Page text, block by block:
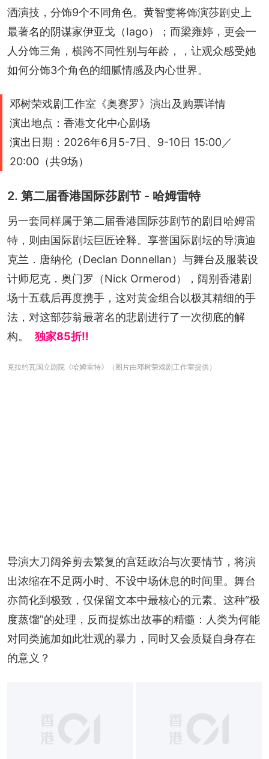
洒演技，分饰9个不同角色。黄智雯将饰演莎剧史上
最著名的阴谋家伊亚戈（Iago）；而梁雍婷，更会一
人分饰三角，横跨不同性别与年龄，，让观众感受她
如何分饰3个角色的细腻情感及内心世界。
邓树荣戏剧工作室《奥赛罗》演出及购票详情
演出地点：香港文化中心剧场
演出日期：2026年6月5-7日、9-10日 15:00／
20:00（共9场）
2. 第二届香港国际莎剧节 - 哈姆雷特
另一套同样属于第二届香港国际莎剧节的剧目哈姆雷
特，则由国际剧坛巨匠诠释。享誉国际剧坛的导演迪
克兰．唐纳伦（Declan Donnellan）与舞台及服装设
计师尼克．奥门罗（Nick Ormerod），阔别香港剧
场十五载后再度携手，这对黄金组合以极其精细的手
法，对这部莎翁最著名的悲剧进行了一次彻底的解
构。
独家85折‼️
克拉约瓦国立剧院《哈姆雷特》（图片由邓树荣戏剧工作室提供）
导演大刀阔斧剪去繁复的宫廷政治与次要情节，将演
出浓缩在不足两小时、不设中场休息的时间里。舞台
亦简化到极致，仅保留文本中最核心的元素。这种“极
度蒸馏”的处理，反而提炼出故事的精髓：人类为何能
对同类施加如此壮观的暴力，同时又会质疑自身存在
的意义？